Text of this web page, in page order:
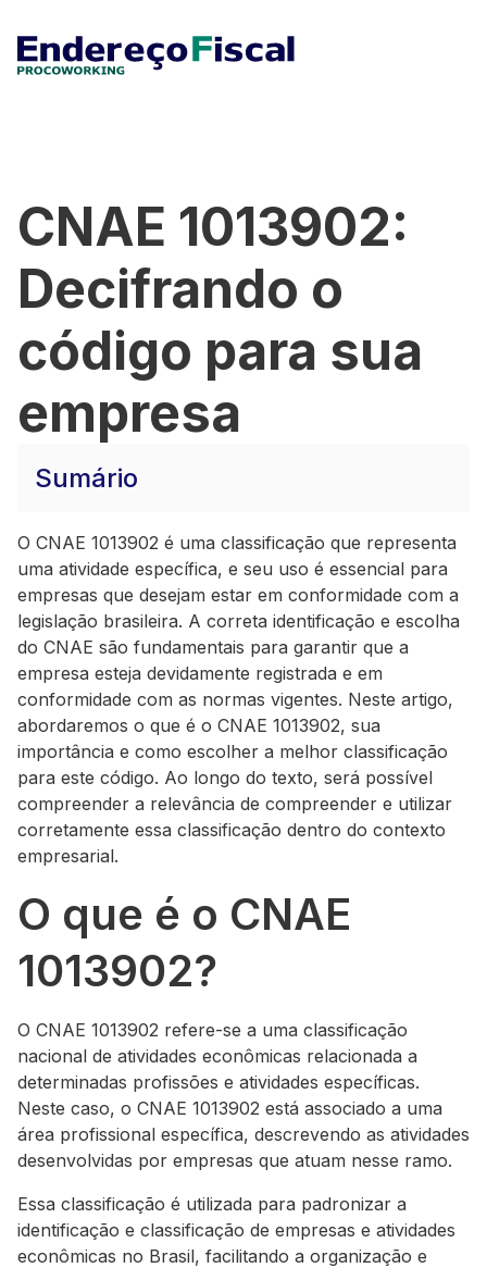
CNAE 1013902:
Decifrando o
código para sua
empresa
Sumário
O CNAE 1013902 é uma classificação que representa
uma atividade específica, e seu uso é essencial para
empresas que desejam estar em conformidade com a
legislação brasileira. A correta identificação e escolha
do CNAE são fundamentais para garantir que a
empresa esteja devidamente registrada e em
conformidade com as normas vigentes. Neste artigo,
abordaremos o que é o CNAE 1013902, sua
importância e como escolher a melhor classificação
para este código. Ao longo do texto, será possível
compreender a relevância de compreender e utilizar
corretamente essa classificação dentro do contexto
empresarial.
O que é o CNAE
1013902?
O CNAE 1013902 refere-se a uma classificação
nacional de atividades econômicas relacionada a
determinadas profissões e atividades específicas.
Neste caso, o CNAE 1013902 está associado a uma
área profissional específica, descrevendo as atividades
desenvolvidas por empresas que atuam nesse ramo.
Essa classificação é utilizada para padronizar a
identificação e classificação de empresas e atividades
econômicas no Brasil, facilitando a organização e